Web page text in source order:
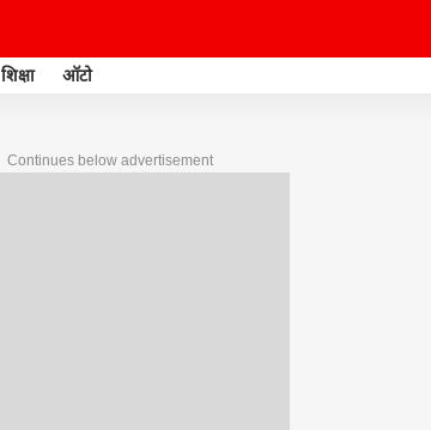
शिक्षा ऑटो
Continues below advertisement